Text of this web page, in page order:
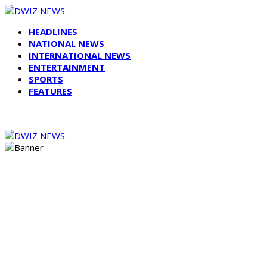
HEADLINES
NATIONAL NEWS
INTERNATIONAL NEWS
ENTERTAINMENT
SPORTS
FEATURES